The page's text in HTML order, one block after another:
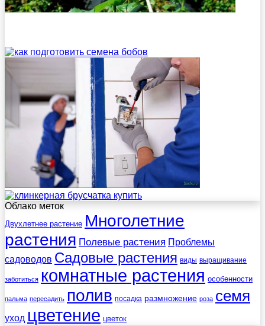
Облако меток
Двухлетнее растение Многолетние
растения Полевые растения Проблемы
садоводов Садовые растения виды выращивание
заботиться комнатные растения особенности
пальма пересадить полив посадка размножение роза семя
уход цветение цветок